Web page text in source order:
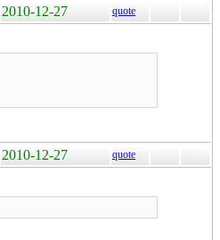
2010-12-27 quote
2010-12-27 quote